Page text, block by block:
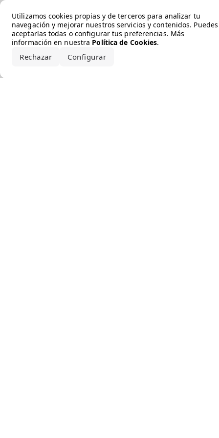
Utilizamos cookies propias y de terceros para analizar tu
navegación y mejorar nuestros servicios y contenidos. Puedes
aceptarlas todas o configurar tus preferencias. Más
información en nuestra Política de Cookies.
Rechazar Configurar
Error loading the brand